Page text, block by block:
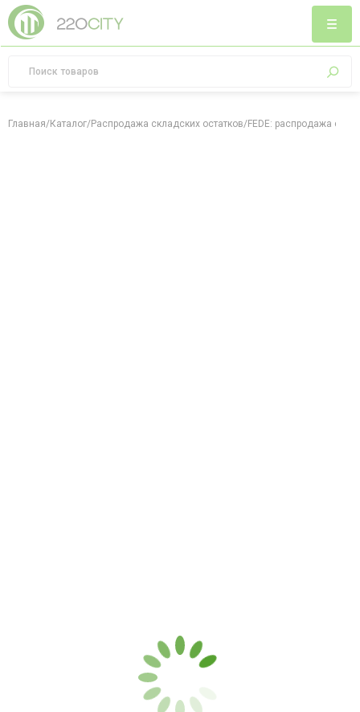
Главная/Каталог/Распродажа складских остатков/FEDE: распродажа